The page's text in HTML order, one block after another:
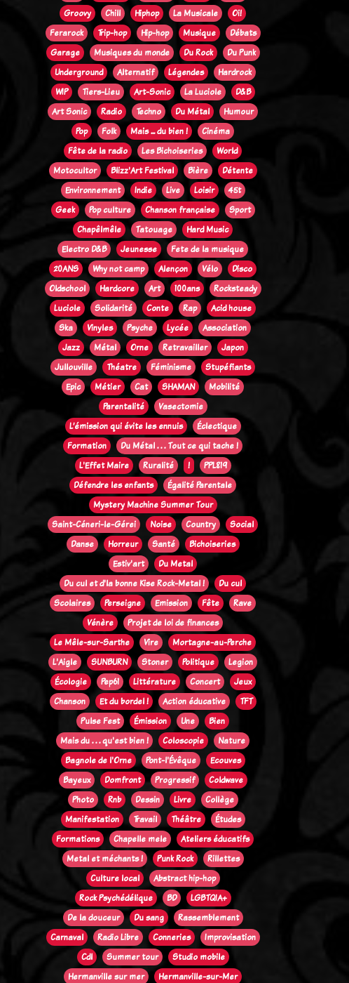
Groovy
Chill Hiphop La Musicale
Oi!
Ferarock
Trip-hop Hip-hop Musique
Débats
Garage
Musiques du monde Du Rock
Du Punk
Underground
Alternatif Légendes
Hardrock
WIP
Tiers-Lieu Art-Sonic La Luciole
D&B
Art Sonic
Radio Techno Du Métal
Humour
Pop
Folk Mais ... du bien !
Cinéma
Fête de la radio
Les Bichoiseries
World
Motocultor
Blizz'Art Festival Bière
Détente
Environnement
Indie Live Loisir
45t
Geek
Pop culture Chanson française
Sport
Chapêlmêle
Tatouage
Hard Music
Electro D&B
Jeunesse
Fete de la musique
20ANS
Why not camp Alençon Vélo
Disco
Oldschool
Hardcore Art 100ans
Rocksteady
Luciole
Solidarité Conte Rap
Acid house
Ska
Vinyles Psyche Lycée
Association
Jazz
Métal Orne Retravailler
Japon
Jullouville
Théatre Féminisme
Stupéfiants
Epic
Métier Cat SHAMAN
Mobilité
Parentalité
Vasectomie
L’émission qui évite les ennuis
Éclectique
Formation
Du Métal . . . Tout ce qui tache !
L'Effet Maire
Ruralité !
PPL819
Défendre les enfants
Égalité Parentale
Mystery Machine Summer Tour
Saint-Céneri-le-Gérei
Noise Country
Social
Danse
Horreur Santé
Bichoiseries
Estiv'art
Du Metal
Du cul et d'la bonne Kise Rock-Metal !
Du cul
Scolaires
Perseigne Emission Fête
Rave
Vénère
Projet de loi de finances
Le Mêle-sur-Sarthe
Vire
Mortagne-au-Perche
L'Aigle
SUNBURN Stoner Politique
Legion
Écologie
Pep61 Littérature Concert
Jeux
Chanson
Et du bordel ! Action éducative
TFT
Pulse Fest
Émission Une
Bien
Mais du . . . qu'est bien !
Coloscopie
Nature
Bagnole de l'Orne
Pont-l'Évêque
Ecouves
Bayeux
Domfront Progressif
Coldwave
Photo
Rnb Dessin Livre
Collège
Manifestation
Travail Théâtre
Études
Formations
Chapelle mele
Ateliers éducatifs
Metal et méchants !
Punk Rock
Rillettes
Culture local
Abstract hip-hop
Rock Psychédélique
BD
LGBTQIA+
De la douceur
Du sang
Rassemblement
Carnaval
Radio Libre Conneries
Improvisation
Cdl
Summer tour
Studio mobile
Hermanville sur mer
Hermanville-sur-Mer